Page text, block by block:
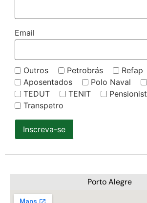
Email
Outros Petrobrás
Refap
Aposentados
Polo Naval
TEDUT
TENIT
Transpetro
Inscreva-se
Porto Alegre